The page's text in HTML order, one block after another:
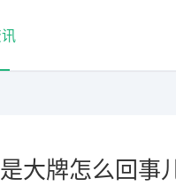
大牌怎么回事